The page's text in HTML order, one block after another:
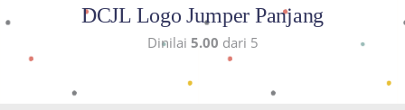
DCJL Logo Jumper Panjang
Dinilai 5.00 dari 5